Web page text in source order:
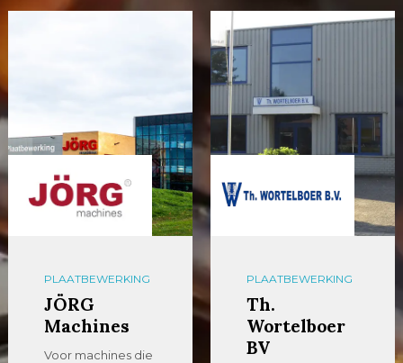
PLAATBEWERKING
JÖRG
Machines
Voor machines die
PLAATBEWERKING
Th.
Wortelboer
BV